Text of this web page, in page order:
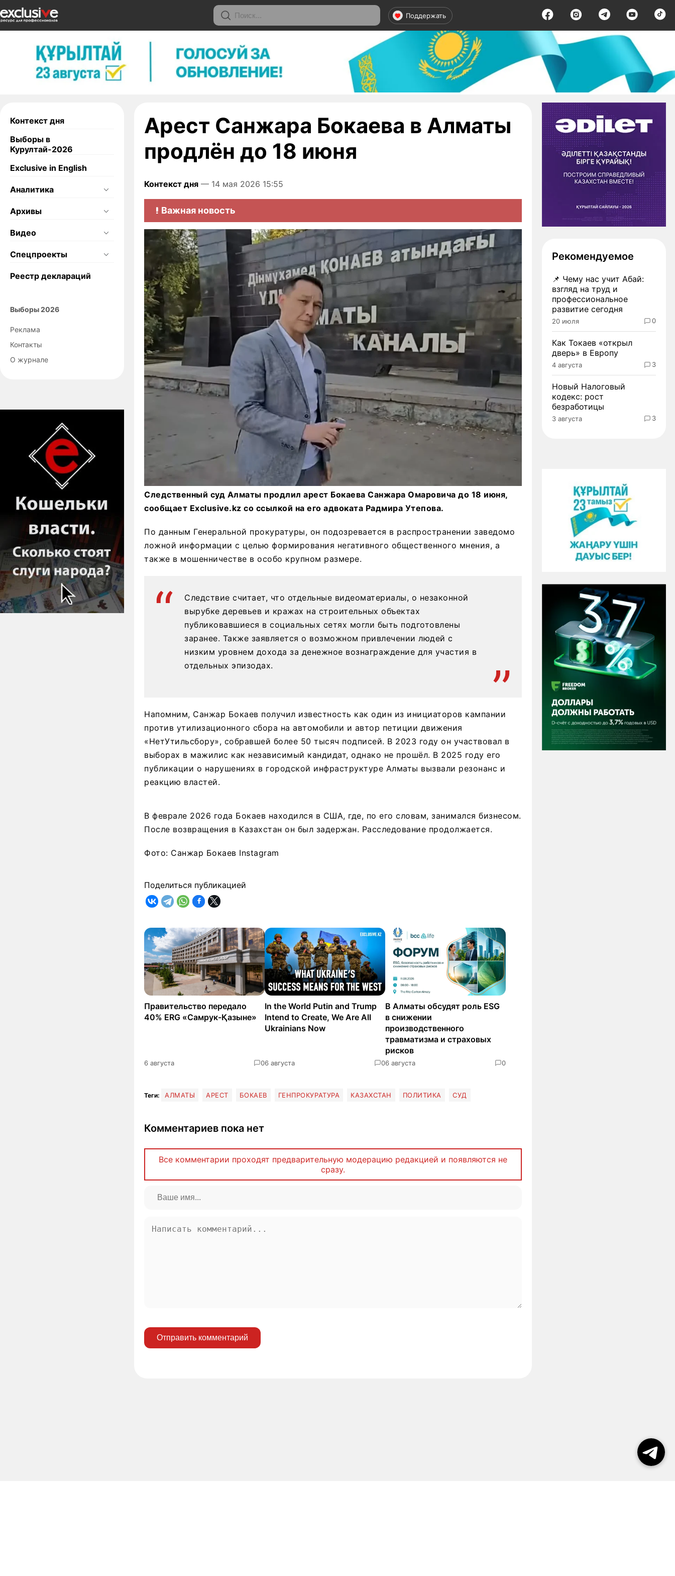
Поддержать
Контекст дня
Выборы в
Курултай-2026
Exclusive in English
Аналитика
Архивы
Видео
Спецпроекты
Реестр деклараций
Выборы 2026
Реклама
Контакты
О журнале
Арест Санжара Бокаева в Алматы
продлён до 18 июня
Контекст дня — 14 мая 2026 15:55
Важная новость
Следственный суд Алматы продлил арест Бокаева Санжара Омаровича до 18 июня,
сообщает Exclusive.kz со ссылкой на его адвоката Радмира Утепова.
По данным Генеральной прокуратуры, он подозревается в распространении заведомо
ложной информации с целью формирования негативного общественного мнения, а
также в мошенничестве в особо крупном размере.
Следствие считает, что отдельные видеоматериалы, о незаконной
вырубке деревьев и кражах на строительных объектах
публиковавшиеся в социальных сетях могли быть подготовлены
заранее. Также заявляется о возможном привлечении людей с
низким уровнем дохода за денежное вознаграждение для участия в
отдельных эпизодах.
Напомним, Санжар Бокаев получил известность как один из инициаторов кампании
против утилизационного сбора на автомобили и автор петиции движения
«НетУтильсбору», собравшей более 50 тысяч подписей. В 2023 году он участвовал в
выборах в мажилис как независимый кандидат, однако не прошёл. В 2025 году его
публикации о нарушениях в городской инфраструктуре Алматы вызвали резонанс и
реакцию властей.
В феврале 2026 года Бокаев находился в США, где, по его словам, занимался бизнесом.
После возвращения в Казахстан он был задержан. Расследование продолжается.
Фото: Санжар Бокаев Instagram
Поделиться публикацией
Правительство передало
40% ERG «Самрук-Қазыне»
6 августа 0
In the World Putin and Trump
Intend to Create, We Are All
Ukrainians Now
6 августа 0
В Алматы обсудят роль ESG
в снижении
производственного
травматизма и страховых
рисков
6 августа 0
Теги: АЛМАТЫ АРЕСТ БОКАЕВ ГЕНПРОКУРАТУРА КАЗАХСТАН ПОЛИТИКА СУД
Комментариев пока нет
Все комментарии проходят предварительную модерацию редакцией и появляются не
сразу.
Отправить комментарий
Рекомендуемое
📌 Чему нас учит Абай:
взгляд на труд и
профессиональное
развитие сегодня
20 июля 0
Как Токаев «открыл
дверь» в Европу
4 августа 3
Новый Налоговый
кодекс: рост
безработицы
3 августа 3